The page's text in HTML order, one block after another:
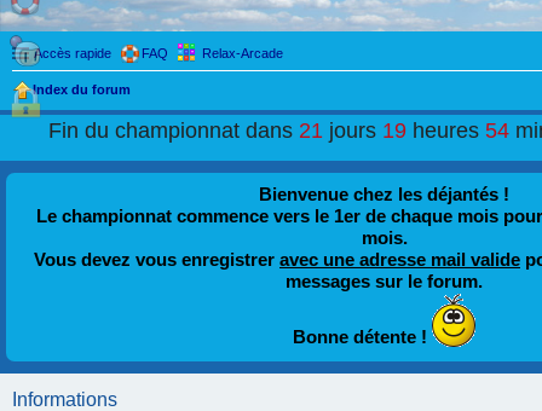
Accès rapide FAQ Relax-Arcade
Index du forum
Fin du championnat dans21 jours19 heures54
Bienvenue chez les déjantés !
Le championnat commence vers le 1er de chaque mois
mois.
Vous devez vous enregistrer avec une adresse mail valide
messages sur le forum.
Bonne détente !
Informations